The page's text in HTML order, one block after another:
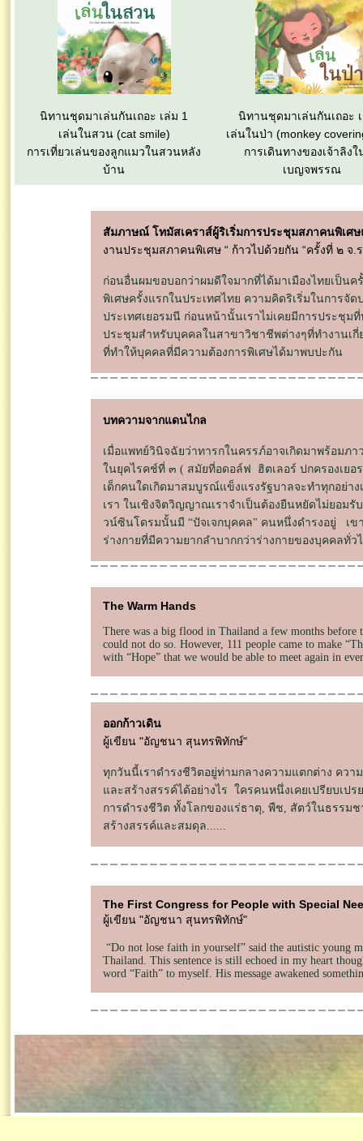
นิทานชุดมาเล่นกันเถอะ เล่ม 1
เล่นในสวน (cat smile)
การเที่ยวเล่นของลูกแมวในสวนหลัง
บ้าน
นิทานชุดมาเล่นกันเถอะ
เล่นในป่า (monkey
การเดินทางของเจ้าลิงใ
เบญจพรรณ
สัมภาษณ์ โทมัสเคราส์ผู้ริเริ่มการประชุมสภาคนพิเศ
งานประชุมสภาคนพิเศษ “ ก้าวไปด้วยกัน “ครั้งที่ ๒
ก่อนอื่นผมขอบอกว่าผมดีใจมากที่ได้มาเมืองไทยเป็น
พิเศษครั้งแรกในประเทศไทย ความคิดริเริ่มในการ
ประเทศเยอรมนี ก่อนหน้านั้นเราไม่เคยมีการประชุ
ประชุมสำหรับบุคคลในสาขาวิชาชีพต่างๆที่ทำงานเกี่
ที่ทำให้บุคคลที่มีความต้องการพิเศษได้มาพบปะกัน
บทความจากแดนไกล
เมื่อแพทย์วินิจฉัยว่าทารกในครรภ์อาจเกิดมาพร้อม
ในยุคไรคช์ที่ ๓ ( สมัยที่อดอล์ฟ ฮิตเลอร์ ปกครองเย
เด็กคนใดเกิดมาสมบูรณ์แข็งแรงรัฐบาลจะทำทุกอย่า
เรา ในเชิงจิตวิญญาณเราจำเป็นต้องยืนหยัดไม่ยอม
วน์ซินโดรมนั้นมี “ปัจเจกบุคคล" คนหนึ่งดำรงอยู่ เขา
ร่างกายที่มีความยากลำบากกว่าร่างกายของบุคคลทั่ว
The Warm Hands
There was a big flood in Thailand a few months before
could not do so. However, 111 people came to make
with “Hope” that we would be able to meet again in
ออกก้าวเดิน
ผู้เขียน "อัญชนา สุนทรพิทักษ์"
ทุกวันนี้เราดำรงชีวิตอยู่ท่ามกลางความแตกต่าง คว
และสร้างสรรค์ได้อย่างไร ใครคนหนึ่งเคยเปรียบเ
การดำรงชีวิต ทั้งโลกของแร่ธาตุ, พืช, สัตว์ในธรรม
สร้างสรรค์และสมดุล......
The First Congress for People with Special
ผู้เขียน "อัญชนา สุนทรพิทักษ์"
“Do not lose faith in yourself” said the autistic young
Thailand. This sentence is still echoed in my heart
word “Faith” to myself. His message awakened